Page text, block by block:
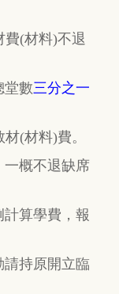
費(材料)不退
堂數三分之一
(材料)費。
一概不退缺席
算學費，報
請持原開立臨